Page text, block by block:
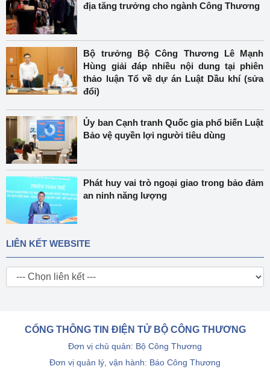
địa tăng trưởng cho ngành Công Thương
Bộ trưởng Bộ Công Thương Lê Mạnh
Hùng giải đáp nhiều nội dung tại phiên
thảo luận Tổ về dự án Luật Dầu khí (sửa
đổi)
Ủy ban Cạnh tranh Quốc gia phổ biến Luật
Bảo vệ quyền lợi người tiêu dùng
Phát huy vai trò ngoại giao trong bảo đảm
an ninh năng lượng
LIÊN KẾT WEBSITE
CỔNG THÔNG TIN ĐIỆN TỬ BỘ CÔNG THƯƠNG
Đơn vị chủ quản: Bộ Công Thương
Đơn vị quản lý, vận hành: Báo Công Thương